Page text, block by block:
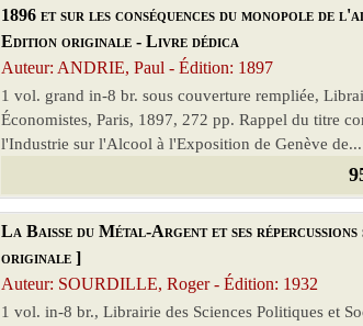
1896 et sur les conséquences du monopole de
Edition originale - Livre dédica
Auteur: ANDRIE, Paul - Édition: 1897
1 vol. grand in-8 br. sous couverture rempliée,
Économistes, Paris, 1897, 272 pp. Rappel du titre
l'Industrie sur l'Alcool à l'Exposition de Genève de...
La Baisse du Métal-Argent et ses
originale ]
Auteur: SOURDILLE, Roger - Édition: 1932
1 vol. in-8 br., Librairie des Sciences Politiques et